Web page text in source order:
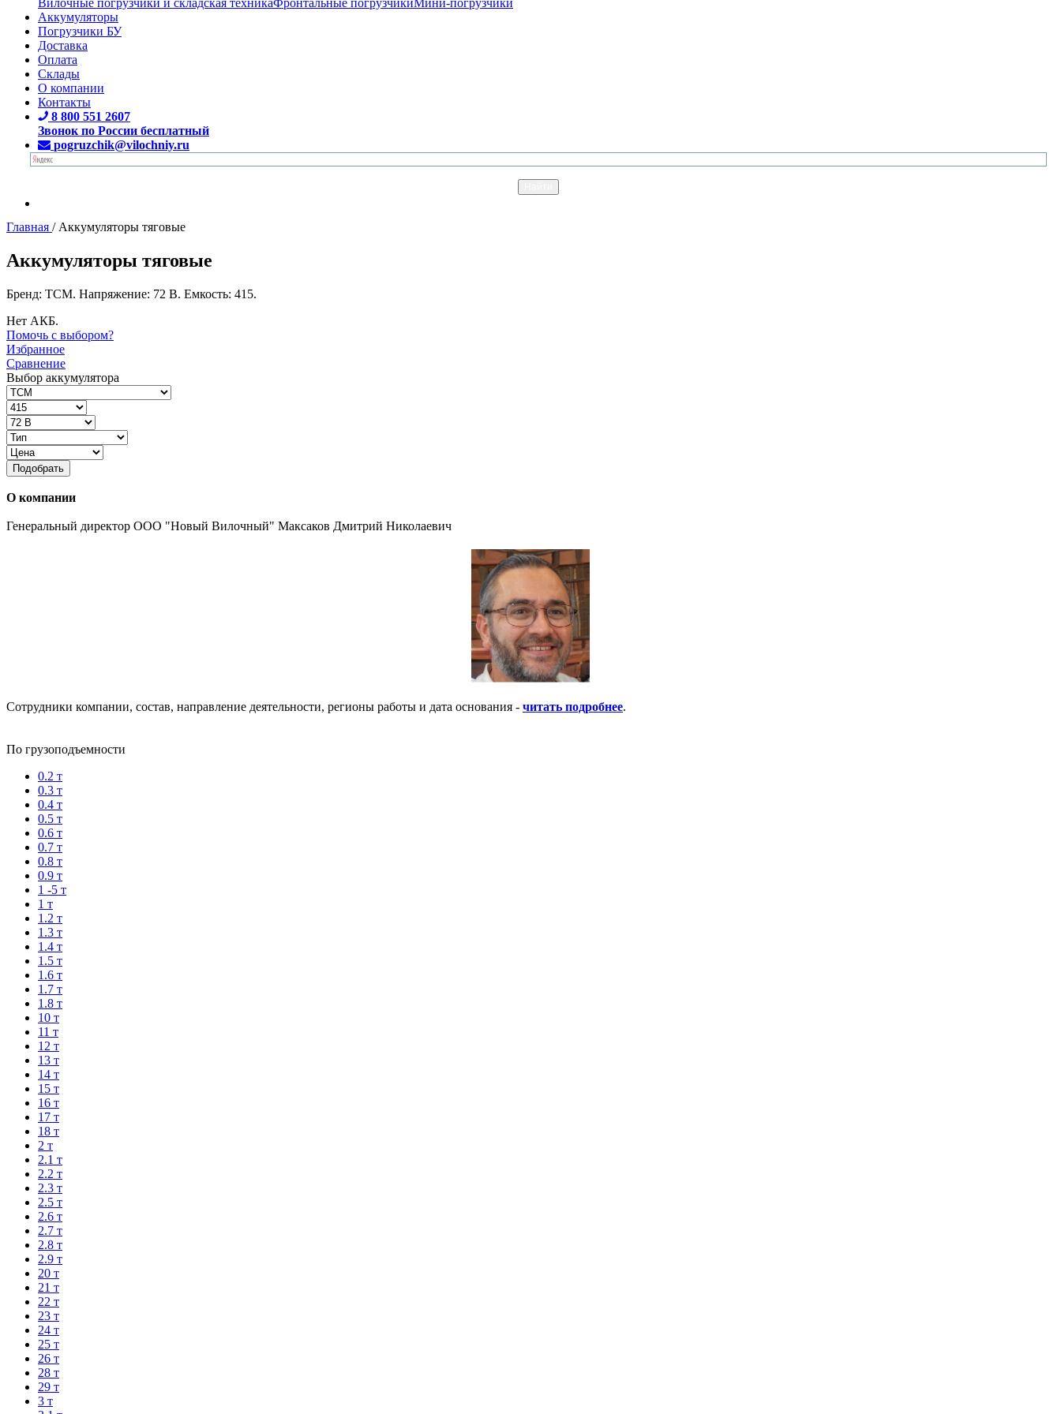
Аккумуляторы
Погрузчики БУ
Доставка
Оплата
Склады
О компании
Контакты
8 800 551 2607
Звонок по России бесплатный
pogruzchik@vilochniy.ru
Главная / Аккумуляторы тяговые
Аккумуляторы тяговые
Бренд: TCM. Напряжение: 72 В. Емкость: 415.
Нет АКБ.
Помочь с выбором?
Избранное
Сравнение
Выбор аккумулятора
Подобрать
О компании
Генеральный директор ООО "Новый Вилочный" Максаков Дмитрий Николаевич
Сотрудники компании, состав, направление деятельности, регионы работы и дата основания - читать подробнее.
По грузоподъемности
0.2 т
0.3 т
0.4 т
0.5 т
0.6 т
0.7 т
0.8 т
0.9 т
1 -5 т
1 т
1.2 т
1.3 т
1.4 т
1.5 т
1.6 т
1.7 т
1.8 т
10 т
11 т
12 т
13 т
14 т
15 т
16 т
17 т
18 т
2 т
2.1 т
2.2 т
2.3 т
2.5 т
2.6 т
2.7 т
2.8 т
2.9 т
20 т
21 т
22 т
23 т
24 т
25 т
26 т
28 т
29 т
3 т